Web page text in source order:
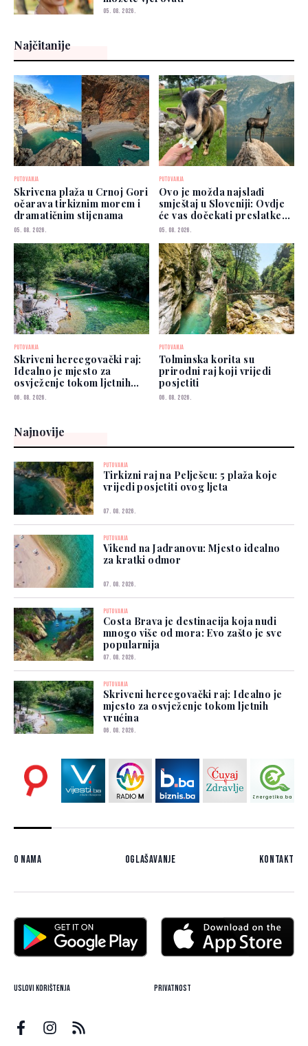
05. 08. 2026.
Najčitanije
PUTOVANJA
Skrivena plaža u Crnoj Gori
očarava tirkiznim morem i
dramatičnim stijenama
05. 08. 2026.
PUTOVANJA
Ovo je možda najslađi
smještaj u Sloveniji: Ovdje
će vas dočekati preslatke
koze
05. 08. 2026.
PUTOVANJA
Skriveni hercegovački raj:
Idealno je mjesto za
osvježenje tokom ljetnih
vrućina
06. 08. 2026.
PUTOVANJA
Tolminska korita su
prirodni raj koji vrijedi
posjetiti
06. 08. 2026.
Najnovije
PUTOVANJA
Tirkizni raj na Pelješcu: 5 plaža koje
vrijedi posjetiti ovog ljeta
07. 08. 2026.
PUTOVANJA
Vikend na Jadranovu: Mjesto idealno
za kratki odmor
07. 08. 2026.
PUTOVANJA
Costa Brava je destinacija koja nudi
mnogo više od mora: Evo zašto je sve
popularnija
07. 08. 2026.
PUTOVANJA
Skriveni hercegovački raj: Idealno je
mjesto za osvježenje tokom ljetnih
vrućina
06. 08. 2026.
O nama Oglašavanje Kontakt
Uslovi korištenja Privatnost